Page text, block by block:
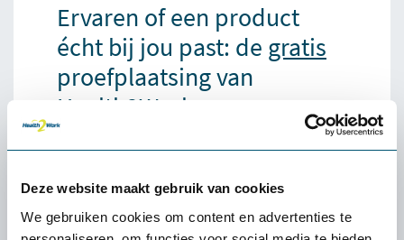
Deze website maakt gebruik van cookies
We gebruiken cookies om content en advertenties te
Ervaren of een product
écht bij jou past: de gratis
proefplaatsing van
Health2Work
Wat kost de proefplaatsing?
volledig kosteloos. Vooraf betaal je niets. Enige
uitzondering: als je een klein product (zoals een